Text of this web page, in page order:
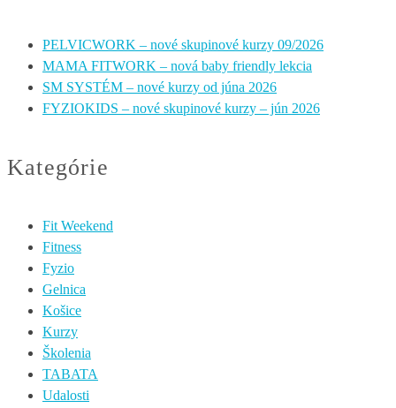
PELVICWORK – nové skupinové kurzy 09/2026
MAMA FITWORK – nová baby friendly lekcia
SM SYSTÉM – nové kurzy od júna 2026
FYZIOKIDS – nové skupinové kurzy – jún 2026
Kategórie
Fit Weekend
Fitness
Fyzio
Gelnica
Košice
Kurzy
Školenia
TABATA
Udalosti